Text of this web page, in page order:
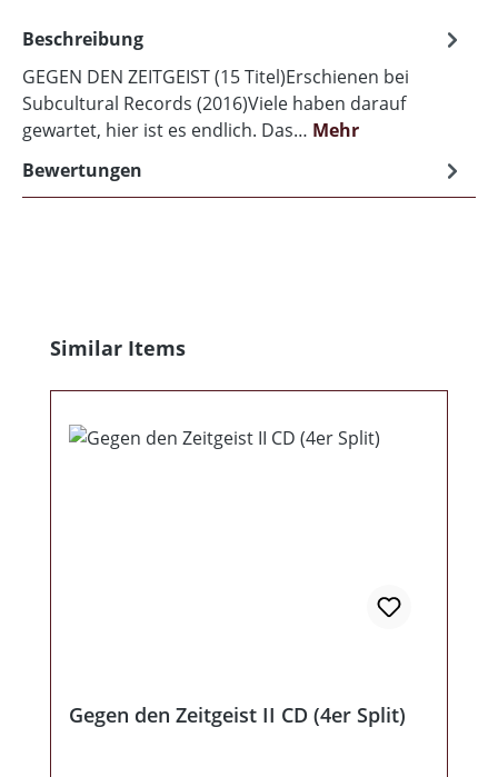
Beschreibung
GEGEN DEN ZEITGEIST (15 Titel)Erschienen bei
Subcultural Records (2016)Viele haben darauf
gewartet, hier ist es endlich. Das… Mehr
Bewertungen
Produktgalerie überspringen
Similar Items
Gegen den Zeitgeist II CD (4er Split)